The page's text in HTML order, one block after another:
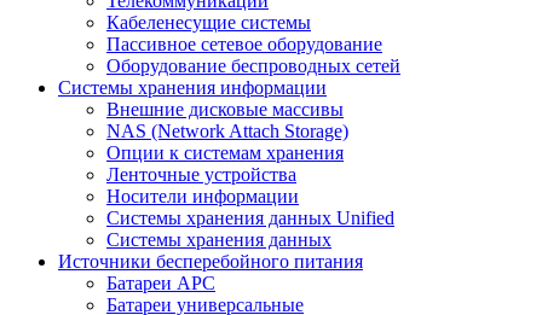
Кабеленесущие системы
Пассивное сетевое оборудование
Оборудование беспроводных сетей
Системы хранения информации
Внешние дисковые массивы
NAS (Network Attach Storage)
Опции к системам хранения
Ленточные устройства
Носители информации
Системы хранения данных Unified
Системы хранения данных
Источники бесперебойного питания
Батареи APC
Батареи универсальные